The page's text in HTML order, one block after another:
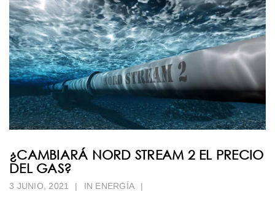
¿CAMBIARÁ NORD STREAM 2 EL PRECIO
DEL GAS?
3 JUNIO, 2021 | IN ENERGÍA |